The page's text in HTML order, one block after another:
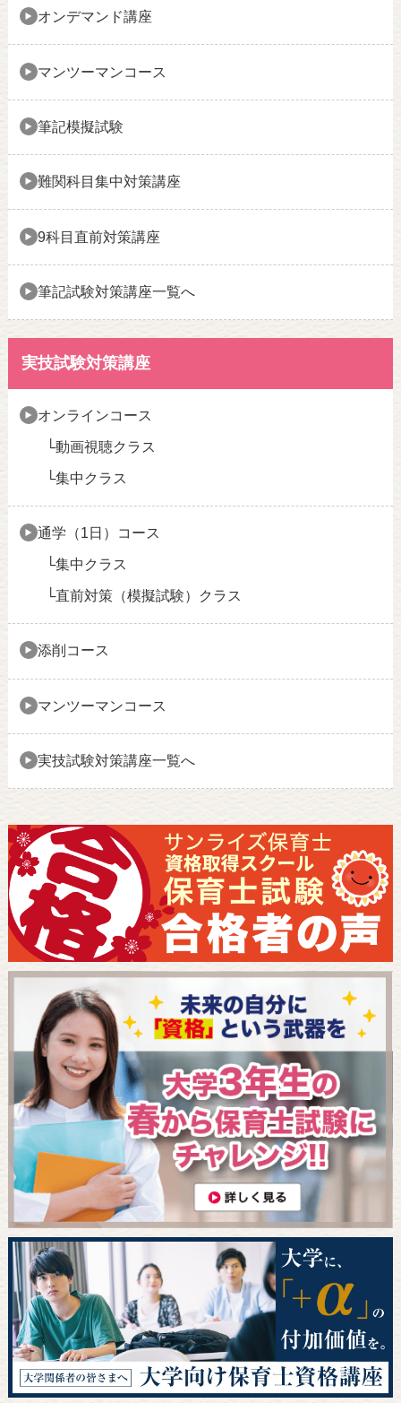
オンデマンド講座
マンツーマンコース
筆記模擬試験
難関科目集中対策講座
9科目直前対策講座
筆記試験対策講座一覧へ
実技試験対策講座
オンラインコース
動画視聴クラス
集中クラス
通学（1日）コース
集中クラス
直前対策（模擬試験）クラス
添削コース
マンツーマンコース
実技試験対策講座一覧へ